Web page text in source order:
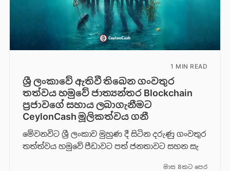
1 MIN READ
ශ්‍රී ලංකාවේ ඇතිවී තිබෙන ගංවතුර
තත්වය හමුවේ ජාත්‍යන්තර Blockchain
ප්‍රජාවගේ සහාය ලබාගැනීමට
CeylonCash මූලිකත්වය ග​නී
මේවනවිට ශ්‍රී ලංකාව මුහුණ දී සිටින දරුණු ගංවතුර
තත්ත්වය හමුවේ පීඩාවට පත් ජනතාවට සහන සැ
මාස 8කට පෙර